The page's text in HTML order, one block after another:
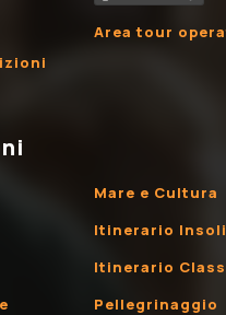
Area tour
Mare e Cultura
Itinerario
Itinerario
Pellegrinaggio